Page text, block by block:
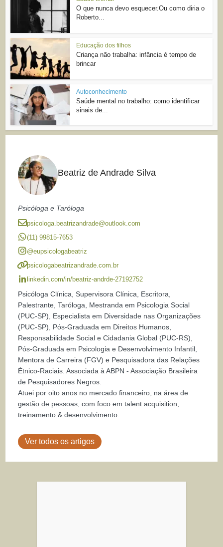
O que nunca devo esquecer.Ou como diria o
Roberto...
Educação dos filhos
Criança não trabalha: infância é tempo de
brincar
Autoconhecimento
Saúde mental no trabalho: como identificar
sinais de...
Beatriz de Andrade Silva
Psicóloga e Taróloga
psicologa.beatrizandrade@outlook.com
(11) 99815-7653
@eupsicologabeatriz
psicologabeatrizandrade.com.br
linkedin.com/in/beatriz-andrde-27192752
Psicóloga Clínica, Supervisora Clínica, Escritora,
Palestrante, Taróloga, Mestranda em Psicologia Social
(PUC-SP), Especialista em Diversidade nas Organizações
(PUC-SP), Pós-Graduada em Direitos Humanos,
Responsabilidade Social e Cidadania Global (PUC-RS),
Pós-Graduada em Psicologia e Desenvolvimento Infantil,
Mentora de Carreira (FGV) e Pesquisadora das Relações
Étnico-Raciais. Associada à ABPN - Associação Brasileira
de Pesquisadores Negros.
Atuei por oito anos no mercado financeiro, na área de
gestão de pessoas, com foco em talent acquisition,
treinamento & desenvolvimento.
Ver todos os artigos